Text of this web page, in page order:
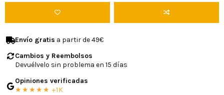
Envío gratis a partir de 49€
Cambios y Reembolsos
Devuélvelo sin problema en 15 días
Opiniones verificadas
★★★★★ +1K